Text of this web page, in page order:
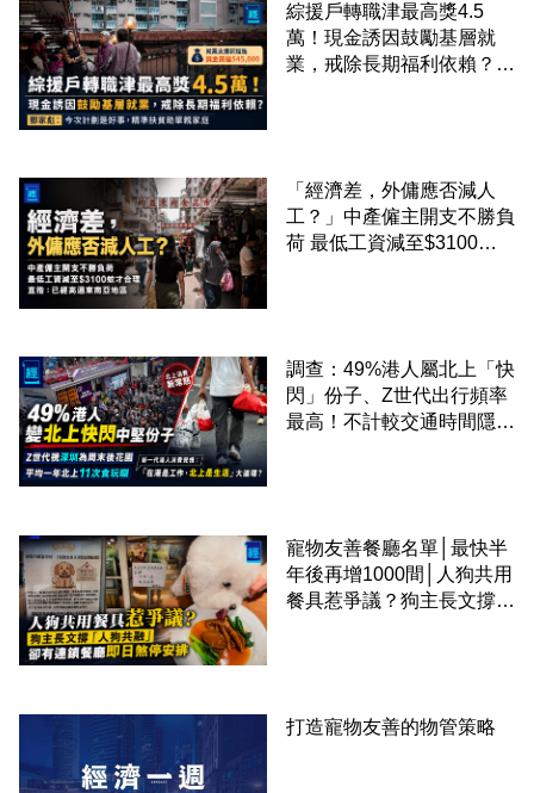
綜援戶轉職津最高獎4.5
萬！現金誘因鼓勵基層就
業，戒除長期福利依賴？鄧
「經濟差，外傭應否減人
工？」中產僱主開支不勝負
荷 最低工資減至$3100蚊
調查：49%港人屬北上「快
閃」份子、Z世代出行頻率
最高！不計較交通時間隱形
寵物友善餐廳名單│最快半
年後再增1000間│人狗共用
餐具惹爭議？狗主長文撐
打造寵物友善的物管策略